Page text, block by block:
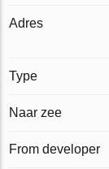
Adres
Type
Naar zee
From developer